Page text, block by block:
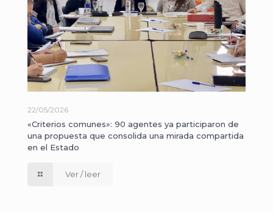
22/05/2026
«Criterios comunes»: 90 agentes ya participaron de
una propuesta que consolida una mirada compartida
en el Estado
Ver / leer